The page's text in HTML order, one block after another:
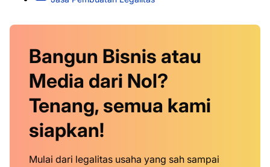
Bangun Bisnis atau
Media dari Nol?
Tenang, semua kami
siapkan!
Mulai dari legalitas usaha yang sah sampai